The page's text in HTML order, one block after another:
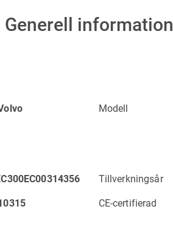
Generell information
Modell
Tillverkningsår
CE-certifierad